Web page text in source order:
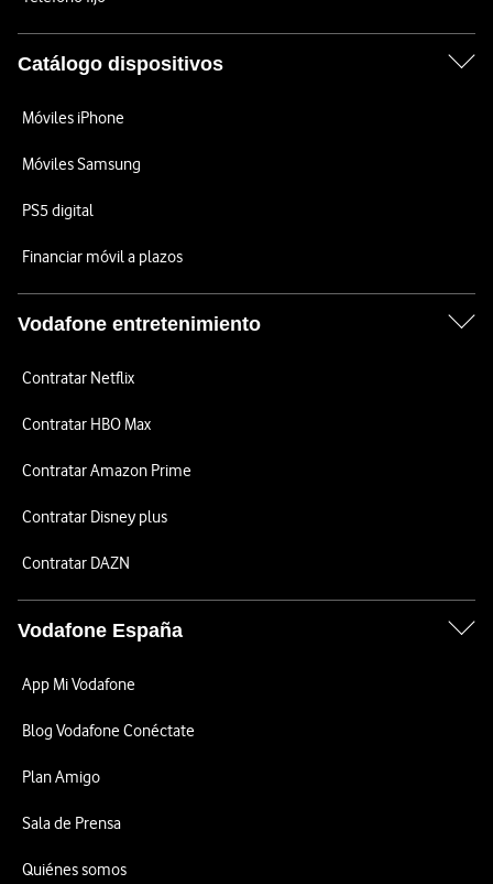
Catálogo dispositivos
Móviles iPhone
Móviles Samsung
PS5 digital
Financiar móvil a plazos
Vodafone entretenimiento
Contratar Netflix
Contratar HBO Max
Contratar Amazon Prime
Contratar Disney plus
Contratar DAZN
Vodafone España
App Mi Vodafone
Blog Vodafone Conéctate
Plan Amigo
Sala de Prensa
Quiénes somos